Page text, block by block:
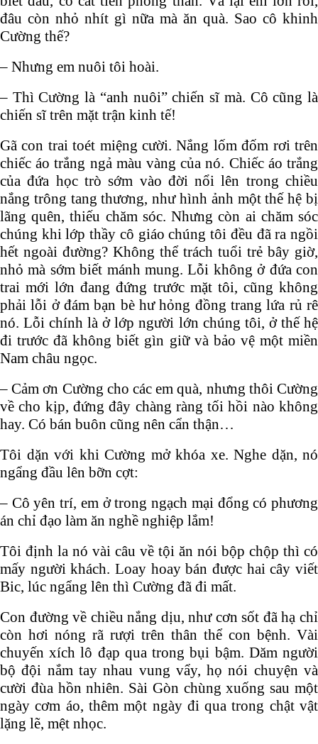
đâu còn nhỏ nhít gì nữa mà ăn quà. Sao cô khinh
Cường thế?
– Nhưng em nuôi tôi hoài.
– Thì Cường là “anh nuôi” chiến sĩ mà. Cô cũng là
chiến sĩ trên mặt trận kinh tế!
Gã con trai toét miệng cười. Nắng lốm đốm rơi trên
chiếc áo trắng ngả màu vàng của nó. Chiếc áo trắng
của đứa học trò sớm vào đời nổi lên trong chiều
nắng trông tang thương, như hình ảnh một thế hệ bị
lãng quên, thiếu chăm sóc. Nhưng còn ai chăm sóc
chúng khi lớp thầy cô giáo chúng tôi đều đã ra ngồi
hết ngoài đường? Không thể trách tuổi trẻ bây giờ,
nhỏ mà sớm biết mánh mung. Lỗi không ở đứa con
trai mới lớn đang đứng trước mặt tôi, cũng không
phải lỗi ở đám bạn bè hư hỏng đồng trang lứa rủ rê
nó. Lỗi chính là ở lớp người lớn chúng tôi, ở thế hệ
đi trước đã không biết gìn giữ và bảo vệ một miền
Nam châu ngọc.
– Cảm ơn Cường cho các em quà, nhưng thôi Cường
về cho kịp, đứng đây chàng ràng tối hồi nào không
hay. Có bán buôn cũng nên cẩn thận…
Tôi dặn với khi Cường mở khóa xe. Nghe dặn, nó
ngẩng đầu lên bỡn cợt:
– Cô yên trí, em ở trong ngạch mại đổng có phương
án chỉ đạo làm ăn nghề nghiệp lắm!
Tôi định la nó vài câu về tội ăn nói bộp chộp thì có
mấy người khách. Loay hoay bán được hai cây viết
Bic, lúc ngẩng lên thì Cường đã đi mất.
Con đường về chiều nắng dịu, như cơn sốt đã hạ chỉ
còn hơi nóng rã rượi trên thân thể con bệnh. Vài
chuyến xích lô đạp qua trong bụi bậm. Dăm người
bộ đội nắm tay nhau vung vẩy, họ nói chuyện và
cười đùa hồn nhiên. Sài Gòn chùng xuống sau một
ngày cơm áo, thêm một ngày đi qua trong chật vật
lặng lẽ, mệt nhọc.